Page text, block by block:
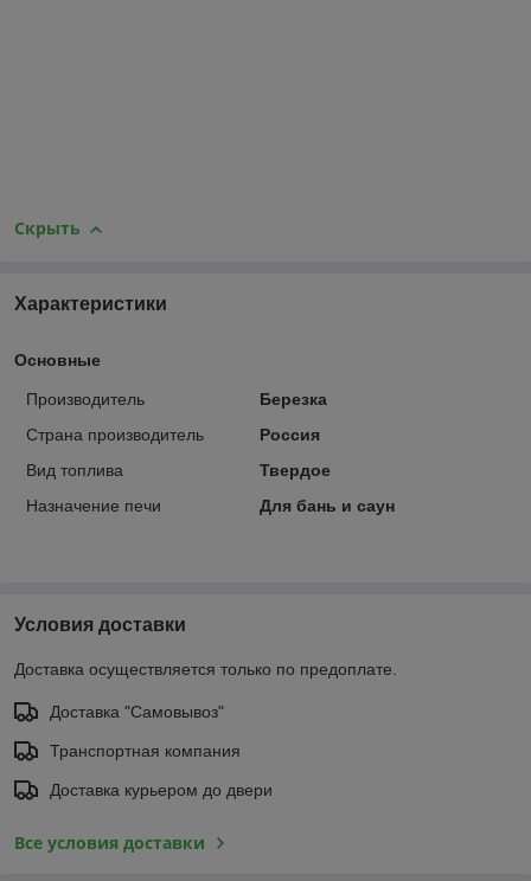
Скрыть
Характеристики
Основные
Производитель
Березка
Страна производитель
Россия
Вид топлива
Твердое
Назначение печи
Для бань и саун
Условия доставки
Доставка осуществляется только по предоплате.
Доставка "Самовывоз"
Транспортная компания
Доставка курьером до двери
Все условия доставки